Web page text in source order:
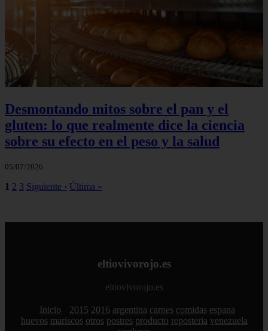
Desmontando mitos sobre el pan y el
gluten: lo que realmente dice la ciencia
sobre su efecto en el peso y la salud
05/07/2026
1 2 3 Siguiente › Última »
eltiovivorojo.es
eltiovivorojo.es
Inicio 2015 2016 argentina carnes comidas espana
huevos mariscos otros postres producto reposteria venezuela